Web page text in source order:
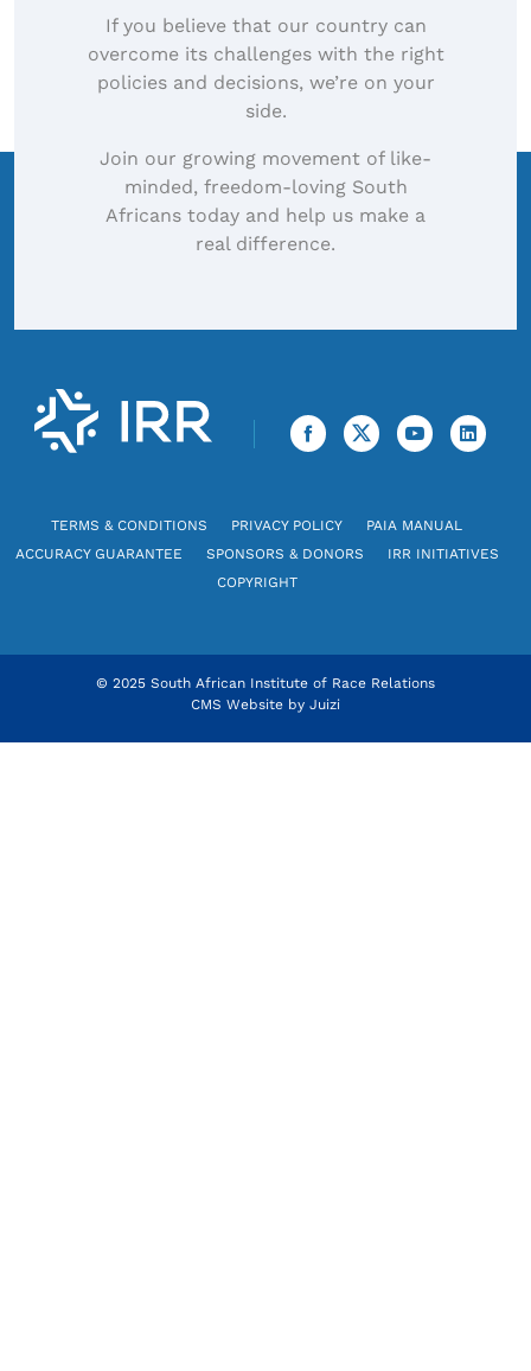
If you believe that our country can
overcome its challenges with the right
policies and decisions, we’re on your
side.
Join our growing movement of like-
minded, freedom-loving South
Africans today and help us make a
real difference.
TERMS & CONDITIONS PRIVACY POLICY
PAIA MANUAL
ACCURACY GUARANTEE
SPONSORS & DONORS
IRR INITIATIVES
COPYRIGHT
© 2025 South African Institute of Race Relations
CMS Website by Juizi